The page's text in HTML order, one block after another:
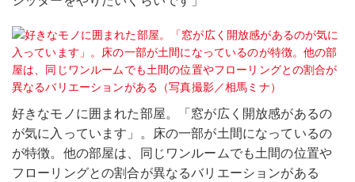
好きなモノに囲まれた部屋。「窓が広く開放感があるの
が気に入っています」。床の一部が土間になっているの
が特徴。他の部屋は、同じワンルームでも土間の位置や
フローリングとの割合が異なるバリエーションがある